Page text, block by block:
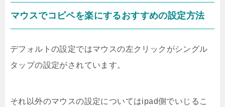
マウスでコピペを楽にするおすすめの設定方法
デフォルトの設定ではマウスの左クリックがシングル
タップの設定がされています。
それ以外のマウスの設定についてはipad側でいじるこ